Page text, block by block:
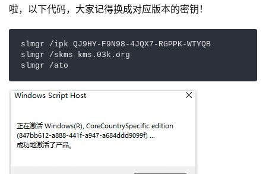
啦，以下代码，大家记得换成对应版本的密钥！
slmgr /ipk QJ9HY-F9N98-4JQX7-RGPPK-WTYQB
slmgr /skms kms.03k.org
slmgr /ato